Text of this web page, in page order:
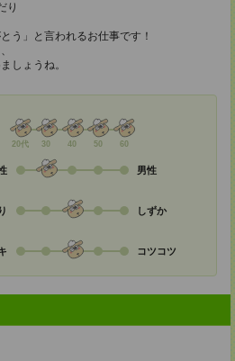
り
う」と言われるお仕事です！
しょうね。
20代 30 40 50 60
男性
しずか
コツコツ